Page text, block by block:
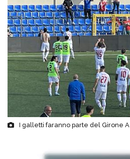
I galletti faranno parte del Girone A